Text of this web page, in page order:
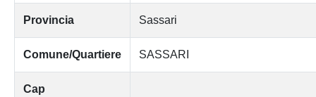
Provincia Sassari
Comune/Quartiere SASSARI
Cap